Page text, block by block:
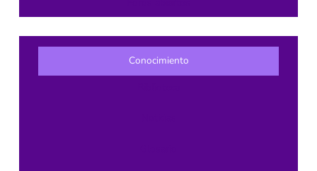
Conocimiento